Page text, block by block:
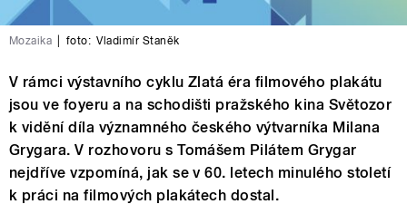
Mozaika foto: Vladimír Staněk
V rámci výstavního cyklu Zlatá éra filmového plakátu
jsou ve foyeru a na schodišti pražského kina Světozor
k vidění díla významného českého výtvarníka Milana
Grygara. V rozhovoru s Tomášem Pilátem Grygar
nejdříve vzpomíná, jak se v 60. letech minulého století
k práci na filmových plakátech dostal.